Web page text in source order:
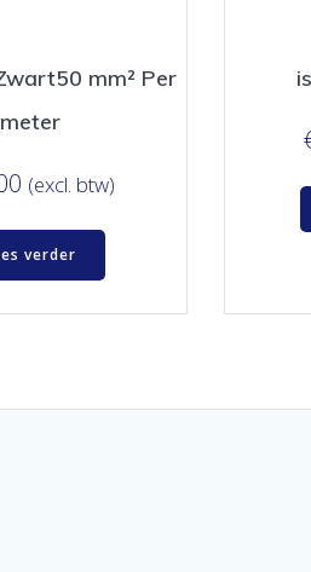
mm² Per
meter
(excl. btw)
verder